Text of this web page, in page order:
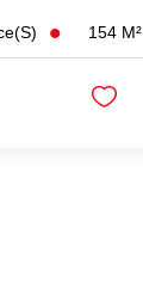
154 M²